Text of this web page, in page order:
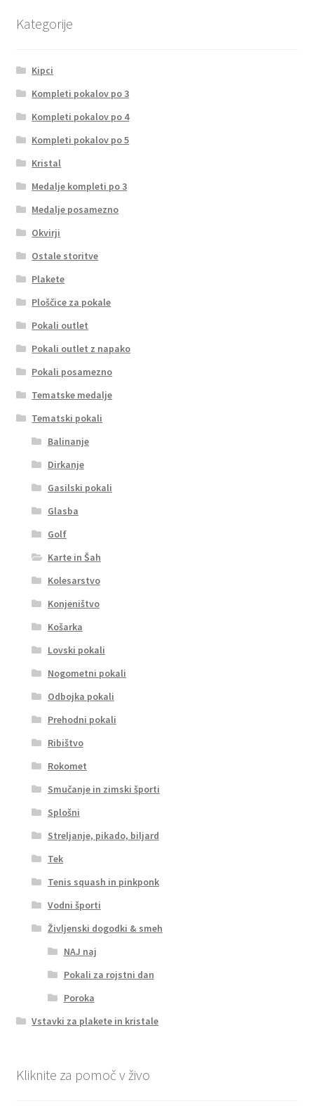
Kategorije
Kipci
Kompleti pokalov po 3
Kompleti pokalov po 4
Kompleti pokalov po 5
Kristal
Medalje kompleti po 3
Medalje posamezno
Okvirji
Ostale storitve
Plakete
Ploščice za pokale
Pokali outlet
Pokali outlet z napako
Pokali posamezno
Tematske medalje
Tematski pokali
Balinanje
Dirkanje
Gasilski pokali
Glasba
Golf
Karte in Šah
Kolesarstvo
Konjeništvo
Košarka
Lovski pokali
Nogometni pokali
Odbojka pokali
Prehodni pokali
Ribištvo
Rokomet
Smučanje in zimski športi
Splošni
Streljanje, pikado, biljard
Tek
Tenis squash in pinkponk
Vodni športi
Življenski dogodki & smeh
NAJ naj
Pokali za rojstni dan
Poroka
Vstavki za plakete in kristale
Kliknite za pomoč v živo